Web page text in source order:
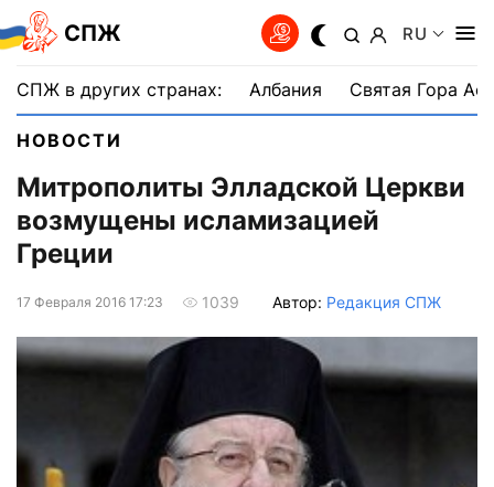
СПЖ RU
СПЖ в других странах: Албания Святая Гора
НОВОСТИ
Митрополиты Элладской Церкви
возмущены исламизацией
Греции
17 Февраля 2016 17:23 1039 Автор: Редакция СПЖ